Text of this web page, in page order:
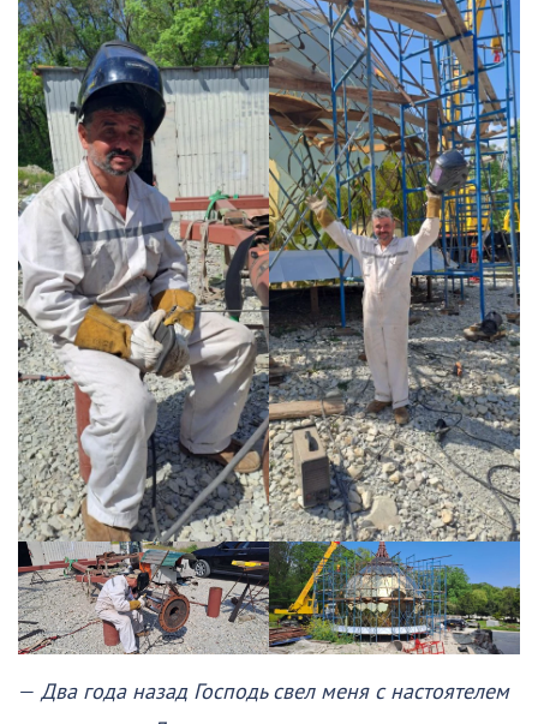
— Два года назад Господь свел меня с настоятелем